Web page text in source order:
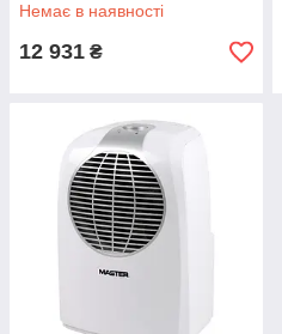
Немає в наявності
12 931 ₴